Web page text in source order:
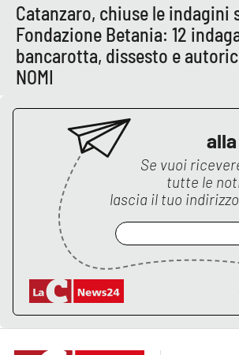
Venti di comunicazione
STREAMING
LaC TV
LaC Network
LaC OnAir
EDIZIONI
Catanzaro
Catanzaro, chiuse le indagini
Fondazione Betania: 12
bancarotta, dissesto e
NOMI
Se vuoi
tutte le
lascia il tuo